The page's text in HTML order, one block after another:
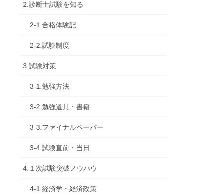
2.診断士試験を知る
2-1.合格体験記
2-2.試験制度
3.試験対策
3-1.勉強方法
3-2.勉強道具・書籍
3-3.ファイナルペーパー
3-4.試験直前・当日
4.１次試験突破ノウハウ
4-1.経済学・経済政策